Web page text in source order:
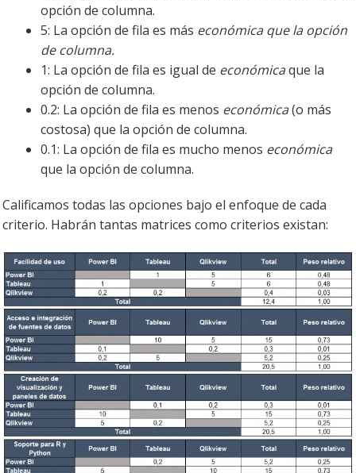
opción de columna.
5: La opción de fila es más económica que la opción
de columna.
1: La opción de fila es igual de económicaque la
opción de columna.
0.2: La opción de fila es menos económica(o más
costosa) que la opción de columna.
0.1: La opción de fila es mucho menos económica
que la opción de columna.
Calificamos todas las opciones bajo el enfoque de cada
criterio. Habrán tantas matrices como criterios existan: